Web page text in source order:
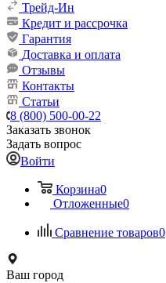
Трейд-Ин
Кредит и рассрочка
Гарантия
Доставка и оплата
Отзывы
Контакты
Статьи
8 (800) 500-00-22
Заказать звонок
Задать вопрос
Войти
Корзина0
Отложенные0
Сравнение товаров0
Ваш город